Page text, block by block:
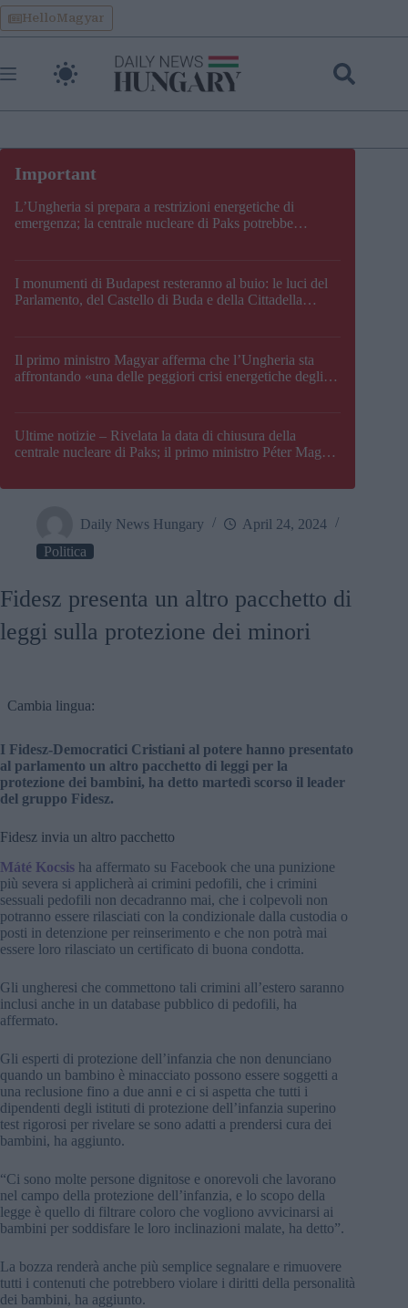
Skip
to
content
HelloMagyar
L’Ungheria si prepara a restrizioni energetiche di
emergenza; la centrale nucleare di Paks potrebbe
I monumenti di Budapest resteranno al buio: le luci del
Parlamento, del Castello di Buda e della Cittadella
Il primo ministro Magyar afferma che l’Ungheria sta
affrontando «una delle peggiori crisi energetiche degli
Ultime notizie – Rivelata la data di chiusura della
centrale nucleare di Paks; il primo ministro Péter Magyar
Daily News Hungary
April 24, 2024
Politica
Fidesz presenta un altro pacchetto di
leggi sulla protezione dei minori
Cambia lingua:
I Fidesz-Democratici Cristiani al potere hanno presentato
al parlamento un altro pacchetto di leggi per la
protezione dei bambini, ha detto martedì scorso il leader
del gruppo Fidesz.
Fidesz invia un altro pacchetto
Máté Kocsis ha affermato su Facebook che una punizione
più severa si applicherà ai crimini pedofili, che i crimini
sessuali pedofili non decadranno mai, che i colpevoli non
potranno essere rilasciati con la condizionale dalla custodia o
posti in detenzione per reinserimento e che non potrà mai
essere loro rilasciato un certificato di buona condotta.
Gli ungheresi che commettono tali crimini all’estero saranno
inclusi anche in un database pubblico di pedofili, ha
affermato.
Gli esperti di protezione dell’infanzia che non denunciano
quando un bambino è minacciato possono essere soggetti a
una reclusione fino a due anni e ci si aspetta che tutti i
dipendenti degli istituti di protezione dell’infanzia superino
test rigorosi per rivelare se sono adatti a prendersi cura dei
bambini, ha aggiunto.
“Ci sono molte persone dignitose e onorevoli che lavorano
nel campo della protezione dell’infanzia, e lo scopo della
legge è quello di filtrare coloro che vogliono avvicinarsi ai
bambini per soddisfare le loro inclinazioni malate, ha detto”.
La bozza renderà anche più semplice segnalare e rimuovere
tutti i contenuti che potrebbero violare i diritti della personalità
dei bambini, ha aggiunto.